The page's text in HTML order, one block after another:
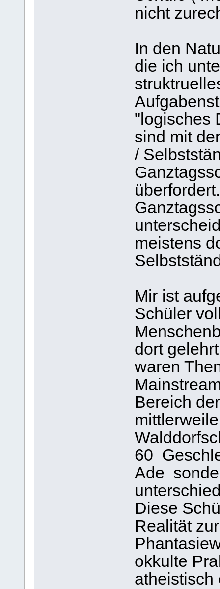
nicht
In den
die ich
"logisches
sind mit
/
meistens
Mir ist
Schüler
dort
waren
Bereich
60
Ade
Diese
Realität
okkulte
atheistisch